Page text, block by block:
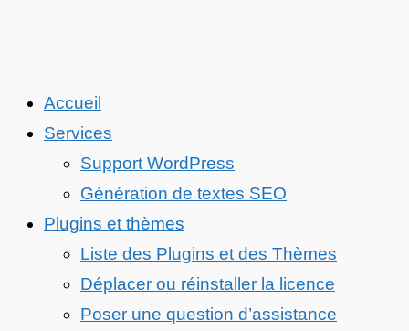
Accueil
Services
Support WordPress
Génération de textes SEO
Plugins et thèmes
Liste des Plugins et des Thèmes
Déplacer ou réinstaller la licence
Poser une question d’assistance